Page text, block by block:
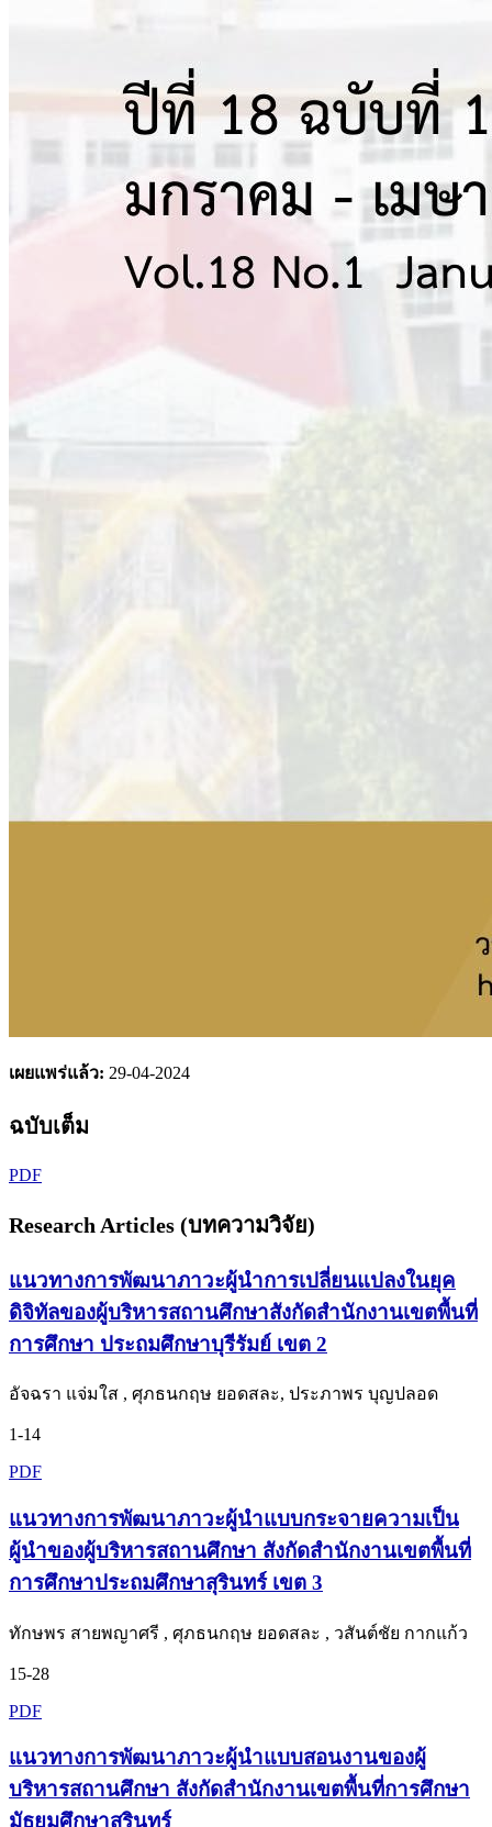
เผยแพร่แล้ว: 29-04-2024
ฉบับเต็ม
PDF
Research Articles (บทความวิจัย)
แนวทางการพัฒนาภาวะผู้นำการเปลี่ยนแปลงในยุค
ดิจิทัลของผู้บริหารสถานศึกษาสังกัดสำนักงานเขตพื้นที่
การศึกษา ประถมศึกษาบุรีรัมย์ เขต 2
อัจฉรา แจ่มใส , ศุภธนกฤษ ยอดสละ, ประภาพร บุญปลอด
1-14
PDF
แนวทางการพัฒนาภาวะผู้นำแบบกระจายความเป็น
ผู้นำของผู้บริหารสถานศึกษา สังกัดสำนักงานเขตพื้นที่
การศึกษาประถมศึกษาสุรินทร์ เขต 3
ทักษพร สายพญาศรี , ศุภธนกฤษ ยอดสละ , วสันต์ชัย กากแก้ว
15-28
PDF
แนวทางการพัฒนาภาวะผู้นำแบบสอนงานของผู้
บริหารสถานศึกษา สังกัดสำนักงานเขตพื้นที่การศึกษา
มัธยมศึกษาสุรินทร์